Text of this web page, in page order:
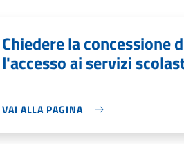
Chiedere la concessione
l'accesso ai servizi
VAI ALLA PAGINA